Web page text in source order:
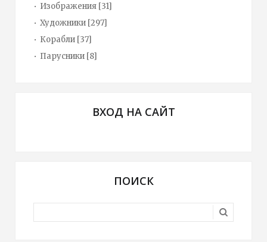
Изображения [31]
Художники [297]
Корабли [37]
Парусники [8]
ВХОД НА САЙТ
ПОИСК